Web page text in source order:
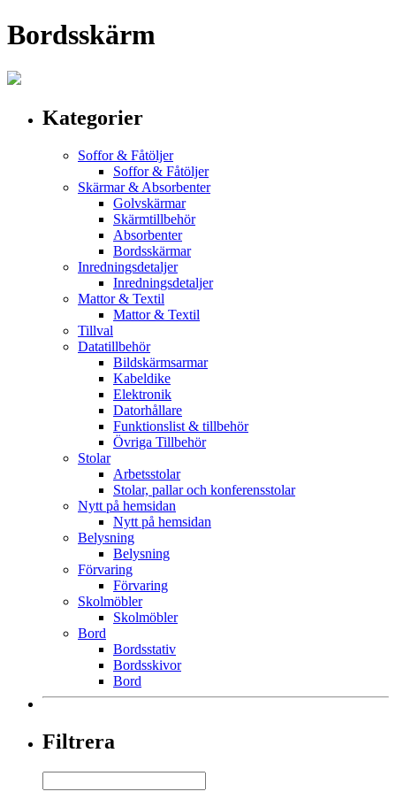
Bordsskärm
Kategorier
Soffor & Fåtöljer
Soffor & Fåtöljer
Skärmar & Absorbenter
Golvskärmar
Skärmtillbehör
Absorbenter
Bordsskärmar
Inredningsdetaljer
Inredningsdetaljer
Mattor & Textil
Mattor & Textil
Tillval
Datatillbehör
Bildskärmsarmar
Kabeldike
Elektronik
Datorhållare
Funktionslist & tillbehör
Övriga Tillbehör
Stolar
Arbetsstolar
Stolar, pallar och konferensstolar
Nytt på hemsidan
Nytt på hemsidan
Belysning
Belysning
Förvaring
Förvaring
Skolmöbler
Skolmöbler
Bord
Bordsstativ
Bordsskivor
Bord
Filtrera